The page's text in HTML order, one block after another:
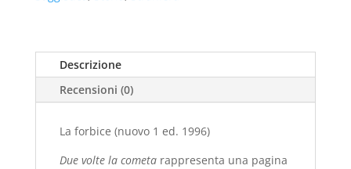
Descrizione
Recensioni (0)
La forbice (nuovo 1 ed. 1996)
Due volte la cometarappresenta una pagina